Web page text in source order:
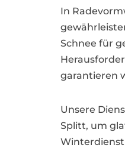
In
Schnee für
garantieren
Unsere
Splitt, um
Winterdienst